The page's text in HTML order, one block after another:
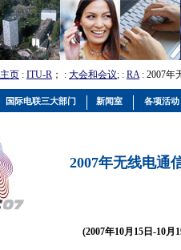
主页 : ITU-R ； : 大会和会议; : RA: 2007年
2007年无线电通
(2007年10月15日-10月
国际电联三大部门 新闻室 各项活动